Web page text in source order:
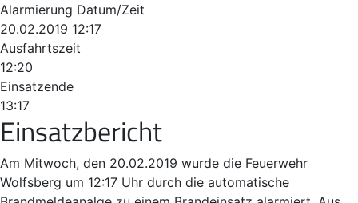
Alarmierung Datum/Zeit
20.02.2019 12:17
Ausfahrtszeit
12:20
Einsatzende
13:17
Einsatzbericht
Am Mitwoch, den 20.02.2019 wurde die Feuerwehr
Wolfsberg um 12:17 Uhr durch die automatische